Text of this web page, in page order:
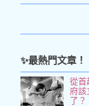
✨最熱門文章！
從首
府該
了？